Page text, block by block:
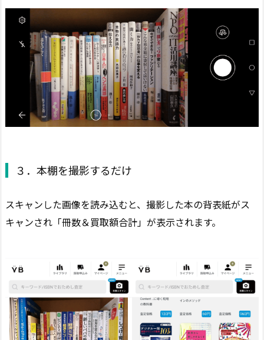
３．本棚を撮影するだけ
スキャンした画像を読み込むと、撮影した本の背表紙がス
キャンされ「冊数＆買取額合計」が表示されます。